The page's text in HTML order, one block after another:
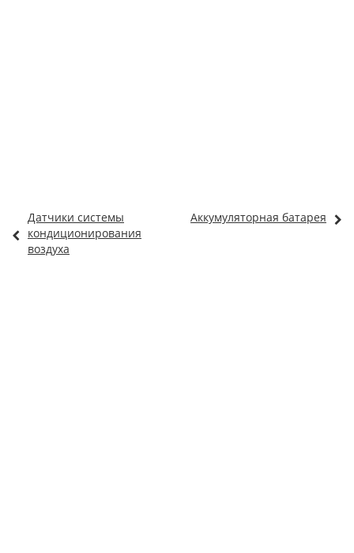
Датчики системы
кондиционирования
воздуха
Аккумуляторная батарея